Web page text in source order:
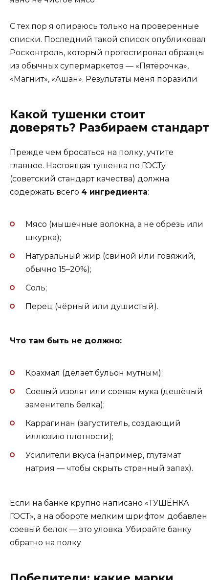
С тех пор я опираюсь только на проверенные
списки. Последний такой список опубликовал
Росконтроль, который протестировал образцы
из обычных супермаркетов — «Пятёрочка»,
«Магнит», «Ашан». Результаты меня поразили
Какой тушенки стоит
доверять? Разбираем стандарт
Прежде чем бросаться на полку, учтите
главное. Настоящая тушенка по ГОСТу
(советский стандарт качества) должна
содержать всего 4 ингредиента:
Мясо (мышечные волокна, а не обрезь или
шкурка);
Натуральный жир (свиной или говяжий,
обычно 15–20%);
Соль;
Перец (чёрный или душистый).
Что там быть не должно:
Крахмал (делает бульон мутным);
Соевый изолят или соевая мука (дешёвый
заменитель белка);
Каррагинан (загуститель, создающий
иллюзию плотности);
Усилители вкуса (например, глутамат
натрия — чтобы скрыть странный запах).
Если на банке крупно написано «ТУШЁНКА
ГОСТ», а на обороте мелким шрифтом добавлен
соевый белок — это уловка. Убирайте банку
обратно на полку